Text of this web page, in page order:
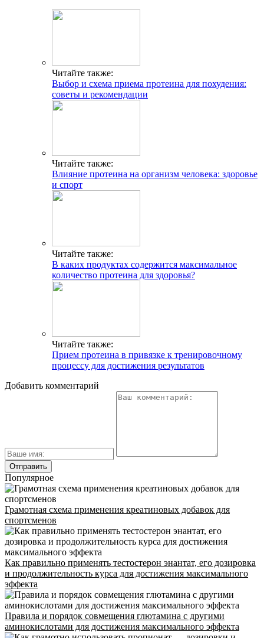
Читайте также:
Выбор и схема приема протеина для похудения:
советы и рекомендации
Читайте также:
Влияние протеина на организм человека: здоровье
и спорт
Читайте также:
В каких продуктах содержится максимальное
количество протеина для здоровья?
Читайте также:
Прием протеина в привязке к тренировочному
процессу для достижения результатов
Добавить комментарий
Популярное
Грамотная схема применения креатиновых добавок для
спортсменов
Как правильно применять тестостерон энантат, его дозировка
и продолжительность курса для достижения максимального
эффекта
Правила и порядок совмещения глютамина с другими
аминокислотами для достижения максимального эффекта
ГДЕ ПРОХОДЯТ
ТРЕНИРОВКИ И КАК
СВЯЗАТЬСЯ C НАМИ
Г. МОСКВА, М. КРЫЛАТСКОЕ,
УЛ. КРЫЛАТСКАЯ
Адрес
INFO@CG-SPORT.RU
E-mail